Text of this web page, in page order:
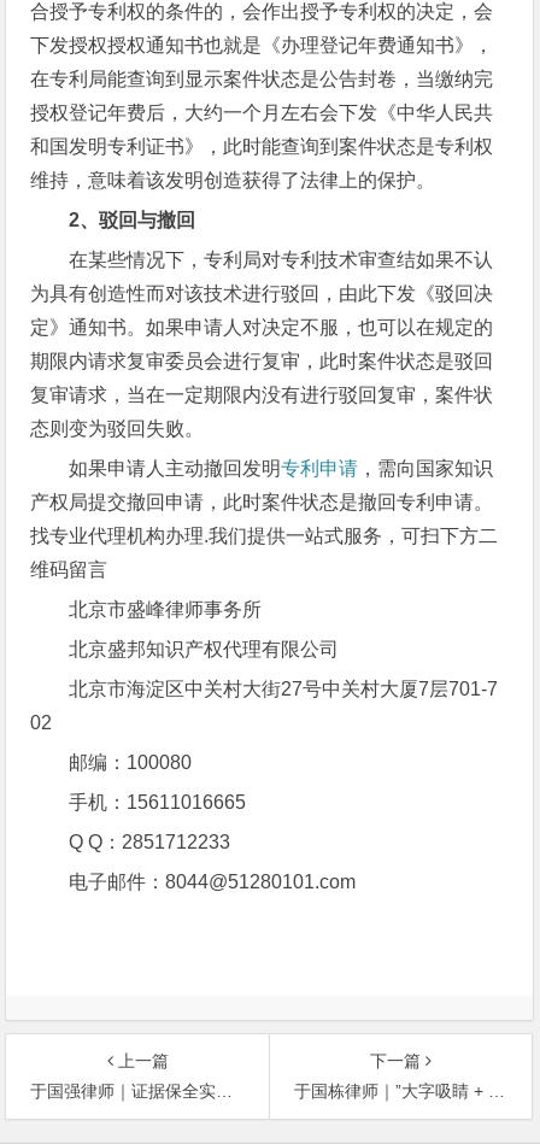
合授予专利权的条件的，会作出授予专利权的决定，会
下发授权授权通知书也就是《办理登记年费通知书》，
在专利局能查询到显示案件状态是公告封卷，当缴纳完
授权登记年费后，大约一个月左右会下发《中华人民共
和国发明专利证书》，此时能查询到案件状态是专利权
维持，意味着该发明创造获得了法律上的保护。
2、驳回与撤回
在某些情况下，专利局对专利技术审查结如果不认
为具有创造性而对该技术进行驳回，由此下发《驳回决
定》通知书。如果申请人对决定不服，也可以在规定的
期限内请求复审委员会进行复审，此时案件状态是驳回
复审请求，当在一定期限内没有进行驳回复审，案件状
态则变为驳回失败。
如果申请人主动撤回发明专利申请 ，需向国家知识
产权局提交撤回申请，此时案件状态是撤回专利申请。
找专业代理机构办理.我们提供一站式服务，可扫下方二
维码留言
北京市盛峰律师事务所
北京盛邦知识产权代理有限公司
北京市海淀区中关村大街27号中关村大厦7层701-7
02
邮编：100080
手机：15611016665
Q Q：2851712233
电子邮件：8044@51280101.com
上一篇
于国强律师｜证据保全实务指南：当证据即将灭失，如何让法院为你固定事实
下一篇
于国栋律师｜”大字吸睛 + 小字免责” 的不正当竞争边界